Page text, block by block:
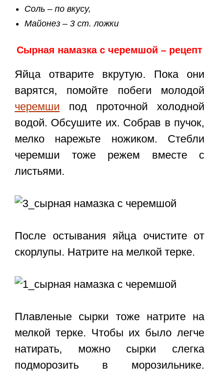
Соль – по вкусу,
Майонез – 3 ст. ложки
Сырная намазка с черемшой – рецепт
Яйца отварите вкрутую. Пока они
варятся, помойте побеги молодой
черемши под проточной холодной
водой. Обсушите их. Собрав в пучок,
мелко нарежьте ножиком. Стебли
черемши тоже режем вместе с
листьями.
После остывания яйца очистите от
скорлупы. Натрите на мелкой терке.
Плавленые сырки тоже натрите на
мелкой терке. Чтобы их было легче
натирать, можно сырки слегка
подморозить в морозильнике.